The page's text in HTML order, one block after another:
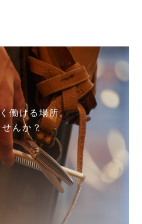
働ける場所。
んか？